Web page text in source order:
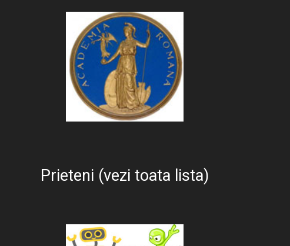
Prieteni (vezi toata lista)